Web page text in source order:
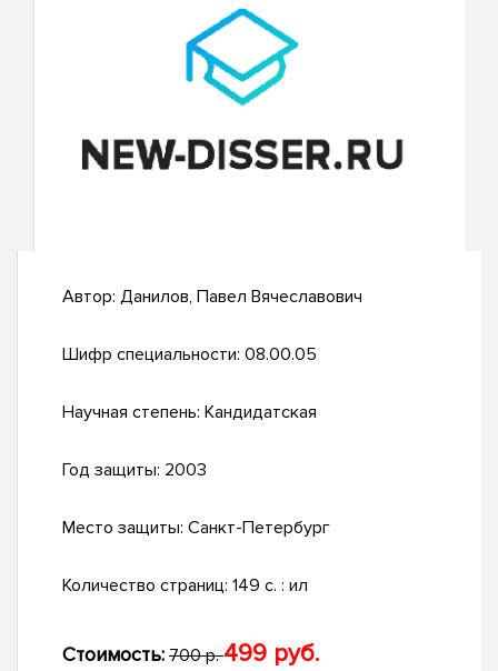
Автор: Данилов, Павел Вячеславович
Шифр специальности: 08.00.05
Научная степень: Кандидатская
Год защиты: 2003
Место защиты: Санкт-Петербург
Количество страниц: 149 с. : ил
Стоимость: 700 р.499 руб.